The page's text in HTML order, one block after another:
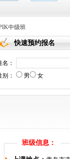
中级班
快速预约报名
名：
别：
男 女
班级信息：